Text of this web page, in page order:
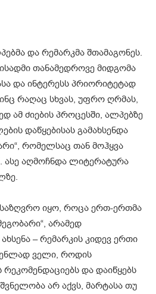
და რემარკმა შთამაგონეს.
თანამედროვე მიდგომა
და ინტერესს პრიორიტეტად
რაღაც სხვას, უფრო ღრმას,
ამ ძიების პროცესში, ალპებზე
დაწყებისას გამახსენდა
რომელსაც თან მოჰყვა
ასე აღმოჩნდა ლიტერატურა
იყო, როცა ერთ-ერთმა
არამედ
– რემარკის კიდევ ერთი
ველი, როდის
რეკომენდაციებს და დაიწყებს
არ აქვს, მარტასა თუ